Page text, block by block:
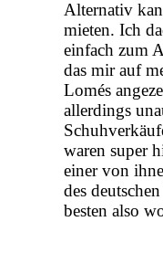
Alternativ
mieten. Ich
einfach zum
das mir auf
Lomés
allerdings
waren super
einer von
des
besten also